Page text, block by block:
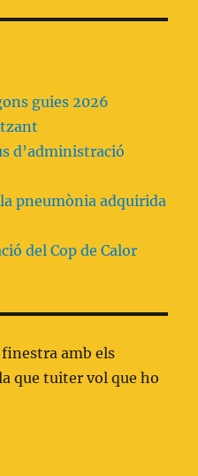
guies 2026
d’administració
pneumònia adquirida
del Cop de Calor
amb els
que tuiter vol que ho